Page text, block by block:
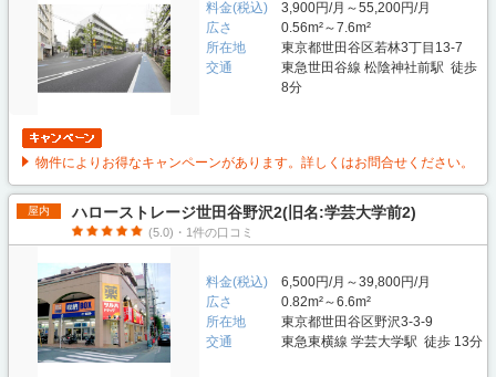
料金(税込)
3,900円/月～55,200円/月
広さ
0.56m²～7.6m²
所在地
東京都世田谷区若林3丁目13-7
交通
東急世田谷線 松陰神社前駅 徒歩
8分
物件によりお得なキャンペーンがあります。詳しくはお問合せください。
屋内 ハローストレージ世田谷野沢2(旧名:学芸大学前2)
(5.0)・1件の口コミ
料金(税込)
6,500円/月～39,800円/月
広さ
0.82m²～6.6m²
所在地
東京都世田谷区野沢3-3-9
交通
東急東横線 学芸大学駅 徒歩 13分